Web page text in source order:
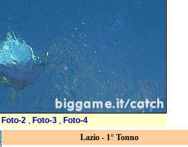
Lazio - 1° Tonno
Foto-2, Foto-3, Foto-4